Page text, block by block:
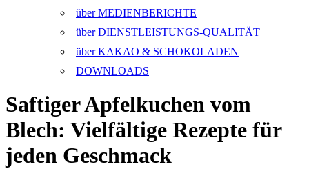
über MEDIENBERICHTE
über DIENSTLEISTUNGS-QUALITÄT
über KAKAO & SCHOKOLADEN
DOWNLOADS
Saftiger Apfelkuchen vom
Blech: Vielfältige Rezepte für
jeden Geschmack